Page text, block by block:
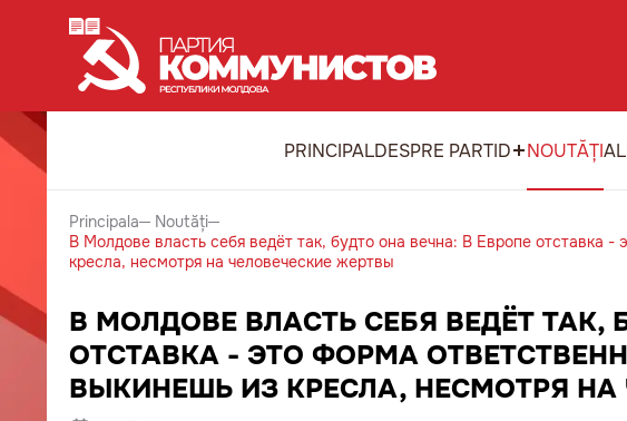
PRINCIPALDESPRE PARTID NOUTĂȚI
Principala
Noutăți
В Молдове власть себя ведёт так, будто она вечна: В Европе отставка
кресла, несмотря на человеческие жертвы
В МОЛДОВЕ ВЛАСТЬ СЕБЯ ВЕДЁТ ТАК,
ОТСТАВКА - ЭТО ФОРМА
ВЫКИНЕШЬ ИЗ КРЕСЛА, НЕСМОТРЯ